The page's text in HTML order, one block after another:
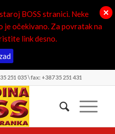
251 035 \ fax: +387 35 251 431
BOSS stranici. Neke
je očekivano. Za povratak na
link desno.